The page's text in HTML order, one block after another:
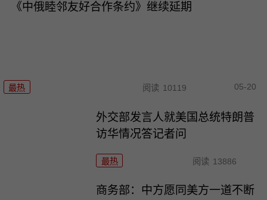
《中俄睦邻友好合作条约》继续延期
最热 阅读 10119 05-20
外交部发言人就美国总统特朗普
访华情况答记者问
最热 阅读 13886
商务部：中方愿同美方一道不断